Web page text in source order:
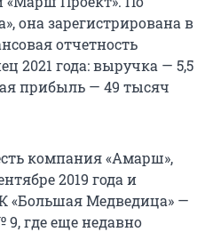
она зарегистрирована в
отчетность
2021 года: выручка — 5,5
прибыль — 49 тысяч
компания «Амарш»,
2019 года и
«Большая Медведица» —
где еще недавно